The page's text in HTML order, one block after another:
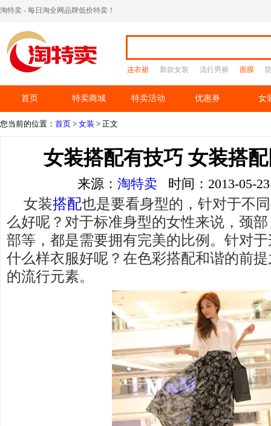
淘特卖 - 每日淘全网品牌低价特卖！
连衣裙 新款女装 流行男裤 面膜
首页 特卖商城 特卖活动 优惠券 女
您当前的位置： 首页 > 女装 > 正文
女装搭配有技巧 女装搭
来源： 淘特卖 时间：2013-05-
女装搭配也是要看身型的，针对于不
么好呢？对于标准身型的女性来说，颈
部等，都是需要拥有完美的比例。针对
什么样衣服好呢？在色彩搭配和谐的前
的流行元素。